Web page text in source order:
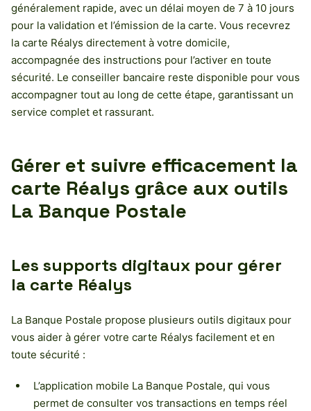
généralement rapide, avec un délai moyen de 7 à 10 jours
pour la validation et l’émission de la carte. Vous recevrez
la carte Réalys directement à votre domicile,
accompagnée des instructions pour l’activer en toute
sécurité. Le conseiller bancaire reste disponible pour vous
accompagner tout au long de cette étape, garantissant un
service complet et rassurant.
Gérer et suivre efficacement la
carte Réalys grâce aux outils
La Banque Postale
Les supports digitaux pour gérer
la carte Réalys
La Banque Postale propose plusieurs outils digitaux pour
vous aider à gérer votre carte Réalys facilement et en
toute sécurité :
L’application mobile La Banque Postale, qui vous
permet de consulter vos transactions en temps réel